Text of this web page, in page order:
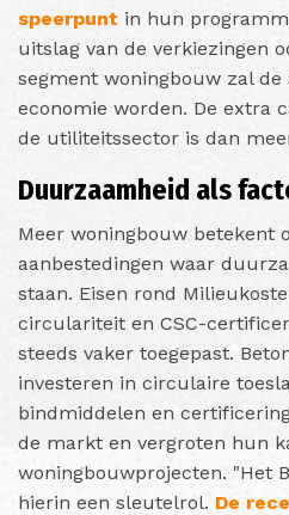
speerpunt in hun
uitslag van de verkiezingen
segment woningbouw zal de
economie worden. De extra
de utiliteitssector is dan
Duurzaamheid als
Meer woningbouw betekent
aanbestedingen waar
staan. Eisen rond
circulariteit en CSC-
steeds vaker toegepast.
investeren in circulaire
bindmiddelen en
de markt en vergroten hun
woningbouwprojecten. "Het
hierin een sleutelrol. De